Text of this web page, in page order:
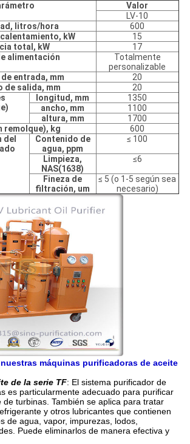
Valor
LV-10
litros/hora
600
kW
15
total, kW
17
alimentación
Totalmente
personalizable
entrada, mm
20
de salida, mm
20
longitud, mm
1350
ancho, mm
1100
altura, mm
1700
remolque), kg
600
del
Contenido de
agua, ppm
≤ 100
Limpieza,
NAS(1638)
≤6
Fineza de
filtración, um
≤ 5 (o 1-5 según sea
necesario)
máquinas purificadoras de aceite
de la serie TF: El sistema purificador de
es particularmente adecuado para purificar
de turbinas. También se aplica para tratar
y otros lubricantes que contienen
de agua, vapor, impurezas, lodos,
Puede eliminarlos de manera efectiva y